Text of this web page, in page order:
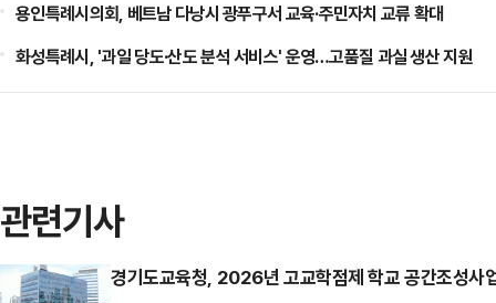
용인특례시의회, 베트남 다낭시 광푸구서 교육·주민자치 교류 확대
화성특례시, '과일 당도·산도 분석 서비스' 운영…고품질 과실 생산 지원
관련기사
경기도교육청, 2026년 고교학점제 학교 공간조성사